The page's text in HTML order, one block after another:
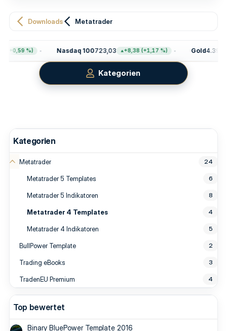
Downloads Metatrader
%) Nasdaq 100723,03 +8,38 (+1,17 %) Gold4.399,70
Kategorien
Kategorien
Metatrader 24
Metatrader 5 Templates 6
Metatrader 5 Indikatoren 8
Metatrader 4 Templates 4
Metatrader 4 Indikatoren 5
BullPower Template 2
Trading eBooks 3
TradenEU Premium 4
Top bewertet
Binary BluePower Template 2016